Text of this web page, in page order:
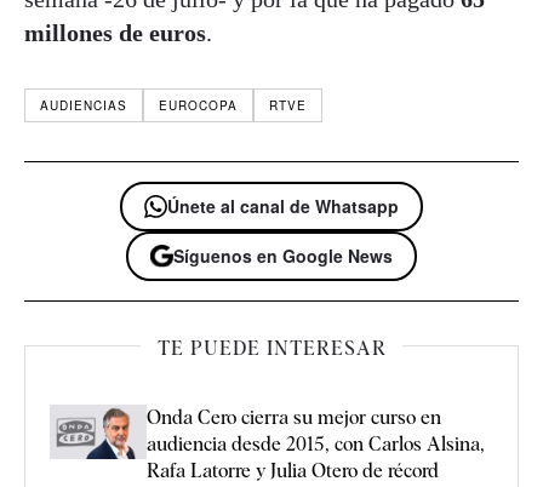
millones de euros.
AUDIENCIAS EUROCOPA RTVE
Únete al canal de Whatsapp
Síguenos en Google News
TE PUEDE INTERESAR
Onda Cero cierra su mejor curso en
audiencia desde 2015, con Carlos Alsina,
Rafa Latorre y Julia Otero de récord